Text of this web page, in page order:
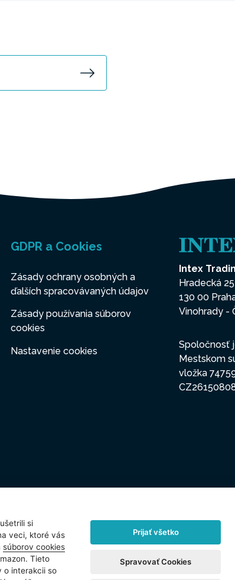
GDPR a Cookies
Zásady ochrany osobných a
ďalších spracovávaných údajov
Zásady používania súborov
cookies
Nastavenie cookies
Intex
Hradecká
130 00
Vinohrady -
Spoločnosť
Mestskom
vložka
si
veci, ktoré vás
súborov cookies
Tieto
o interakcii so
Prijať všetko
Spravovať Cookies